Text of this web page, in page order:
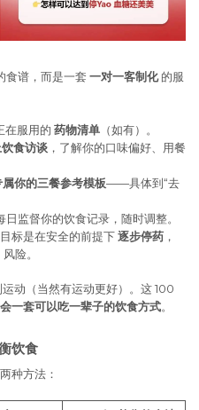
食谱，而是一套 一对一客制化的服
在服用的 药物清单 （如有）。
食访谈 ，了解你的口味偏好、用餐
属你的三餐参考模板——具体到“去
日监督你的饮食记录，随时调整。
标是在安全的前提下逐步停药 ，
险。
运动（当然有运动更好）。这 100
一套可以吃一辈子的饮食方式。
饮食
种方法：